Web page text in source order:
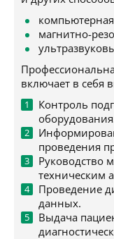
магнитно-
включает в себя
Контроль
проведения
Руководство
техническим
Проведение
данных.
Выдача